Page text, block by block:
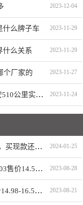
2023-12-04
什么牌子车 2023-11-29
什么关系 2023-11-29
个厂家的 2023-11-27
埃安Y Plus买510还是610？广汽埃安510公里实际跑多远 2023-11-24
新款海豚即将上市，现款优惠1.8万，买现款还是再等等 2024-01-25
2023款深蓝SL03上市，全新深蓝SL03售价14.59-19.19万元 2023-08-28
2024款欧拉好猫/好猫GT上市，售价14.98-16.58万元 2023-08-21